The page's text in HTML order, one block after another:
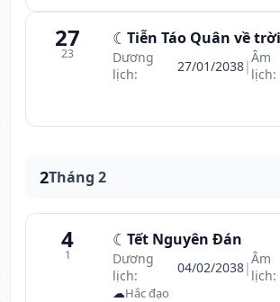
27
23
☾ Tiễn Táo Quân về trời
Dương
lịch:
27/01/2038|Âm
lịch:
2Tháng 2
4
1
☾ Tết Nguyên Đán
Dương
lịch:
04/02/2038|Âm
lịch:
☁Hắc đạo